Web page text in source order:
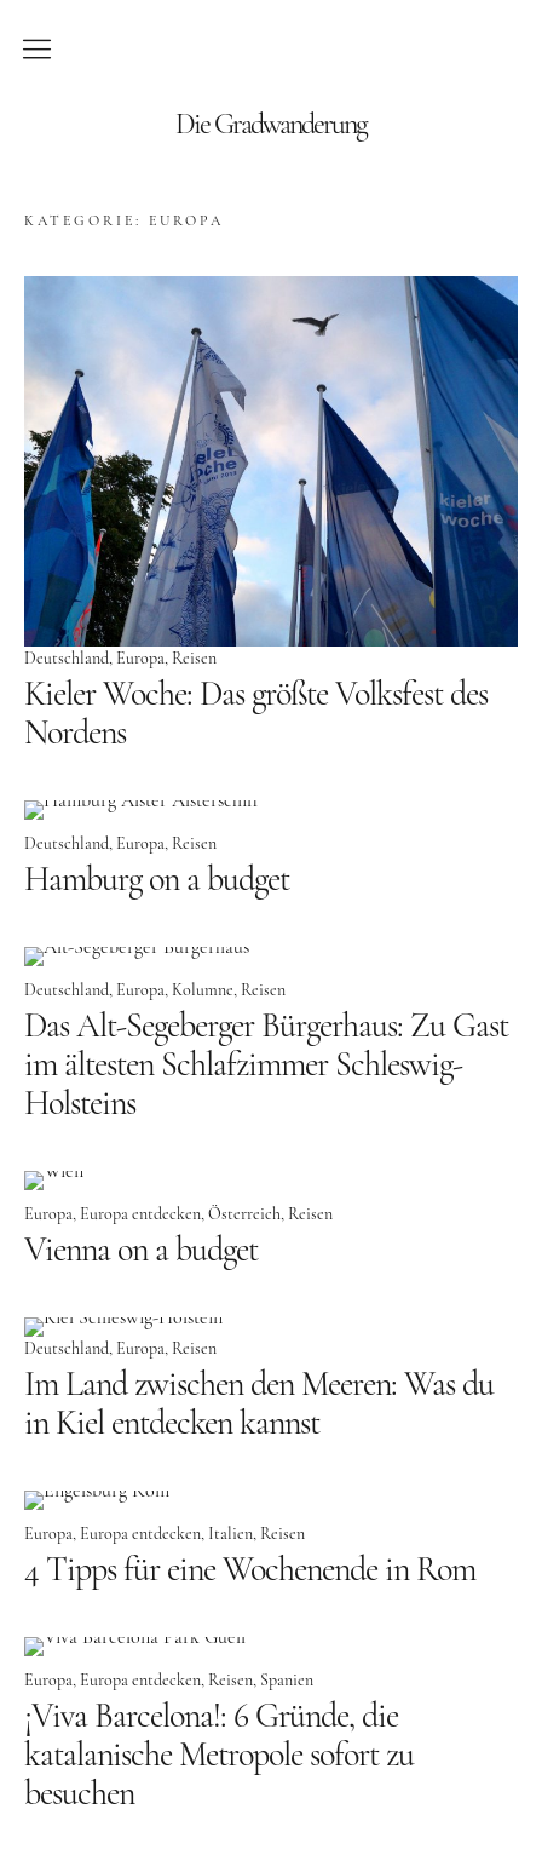
Die Gradwanderung
Blog
Reisen
Namibia
Seychellen
Amerika
Kanada
USA
Westküste
Ostküste
Hawaii
China
Japan
Südkorea
Taiwan
Europa
Baltikum
Lettland
Finnland
Norwegen
Bosnien und Herzegowina
Kroatien
Polen
Rumänien
Ungarn
Südeuropa
KATEGORIE: EUROPA
Deutschland Europa Reisen
Kieler Woche: Das größte Volksfest des
Nordens
Deutschland Europa Reisen
Hamburg on a budget
Deutschland Europa Kolumne Reisen
Das Alt-Segeberger Bürgerhaus: Zu Gast
im ältesten Schlafzimmer Schleswig-
Holsteins
Europa Europa entdecken Österreich Reisen
Vienna on a budget
Deutschland Europa Reisen
Im Land zwischen den Meeren: Was du
in Kiel entdecken kannst
Europa Europa entdecken Italien Reisen
4 Tipps für eine Wochenende in Rom
Europa Europa entdecken Reisen Spanien
¡Viva Barcelona!: 6 Gründe, die
katalanische Metropole sofort zu
besuchen